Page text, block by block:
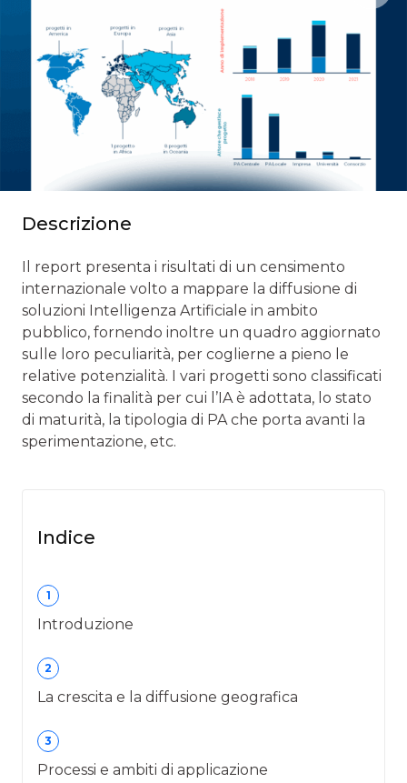
Descrizione
Il report presenta i risultati di un censimento
internazionale volto a mappare la diffusione di
soluzioni Intelligenza Artificiale in ambito
pubblico, fornendo inoltre un quadro aggiornato
sulle loro peculiarità, per coglierne a pieno le
relative potenzialità. I vari progetti sono classificati
secondo la finalità per cui l’IA è adottata, lo stato
di maturità, la tipologia di PA che porta avanti la
sperimentazione, etc.
Indice
1
Introduzione
2
La crescita e la diffusione geografica
3
Processi e ambiti di applicazione